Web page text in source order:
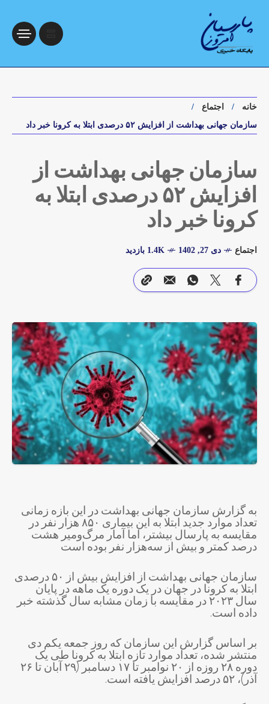
خانه
اجتماع
سازمان جهانی بهداشت از افزایش ۵۲ درصدی ابتلا به کرونا خبر داد
سازمان جهانی بهداشت از
افزایش ۵۲ درصدی ابتلا به
کرونا خبر داد
اجتماع دی 27, 1402 1.4K بازدید
به گزارش سازمان جهانی بهداشت در این بازه زمانی
تعداد موارد جدید ابتلا به این بیماری ۸۵۰ هزار نفر در
مقایسه به پارسال بیشتر، اما آمار مرگ‌ومیر هشت
درصد کمتر و بیش از سه‌هزار نفر بوده است
سازمان جهانی بهداشت از افزایش بیش از ۵۰ درصدی
ابتلا به کرونا در جهان در یک دوره یک ماهه در پایان
سال ۲۰۲۳ در مقایسه با زمان مشابه سال گذشته خبر
داده است.
بر اساس گزارش این سازمان که روز جمعه یکم دی
منتشر شده، تعداد موارد تازه ابتلا به کرونا طی یک
دوره ۲۸ روزه از ۲۰ نوامبر تا ۱۷ دسامبر (۲۹ آبان تا ۲۶
آذر)، ۵۲ درصد افزایش یافته است.